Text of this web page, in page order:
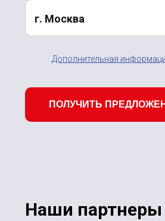
г. Москва
Дополнительная
ПОЛУЧИТЬ
Наши партнеры